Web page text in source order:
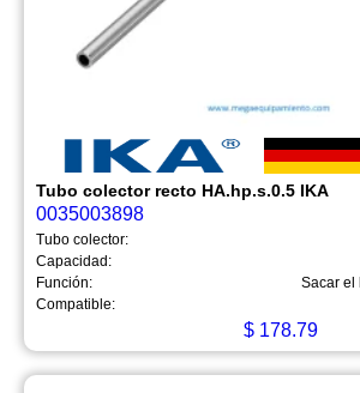
Tubo colector recto HA.hp.s.0.5 IKA
0035003898
Tubo colector:
Capacidad:
Función:
Sacar el
Compatible:
$ 178.79